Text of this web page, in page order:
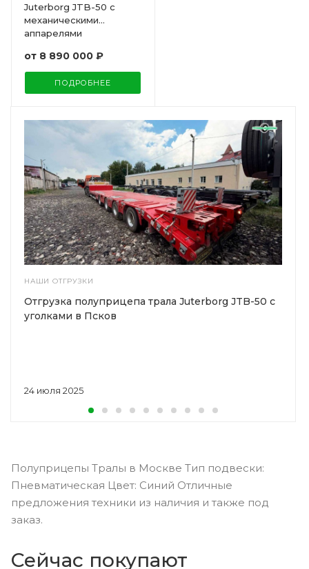
Juterborg JTB-50 с
механическими
аппарелями
от 8 890 000 ₽
ПОДРОБНЕЕ
НАШИ ОТГРУЗКИ
24 июля 2025
Отгрузка полуприцепа трала Juterborg JTB-50 с
уголками в Псков
Полуприцепы Тралы в Москве Тип подвески:
Пневматическая Цвет: Синий Отличные
предложения техники из наличия и также под
заказ.
Сейчас покупают